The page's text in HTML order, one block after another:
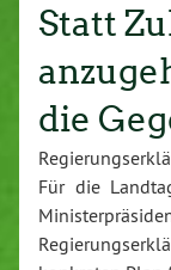
Statt
die
Für die